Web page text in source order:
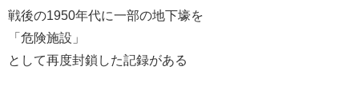
戦後の1950年代に一部の地下壕を
「危険施設」
として再度封鎖した記録がある